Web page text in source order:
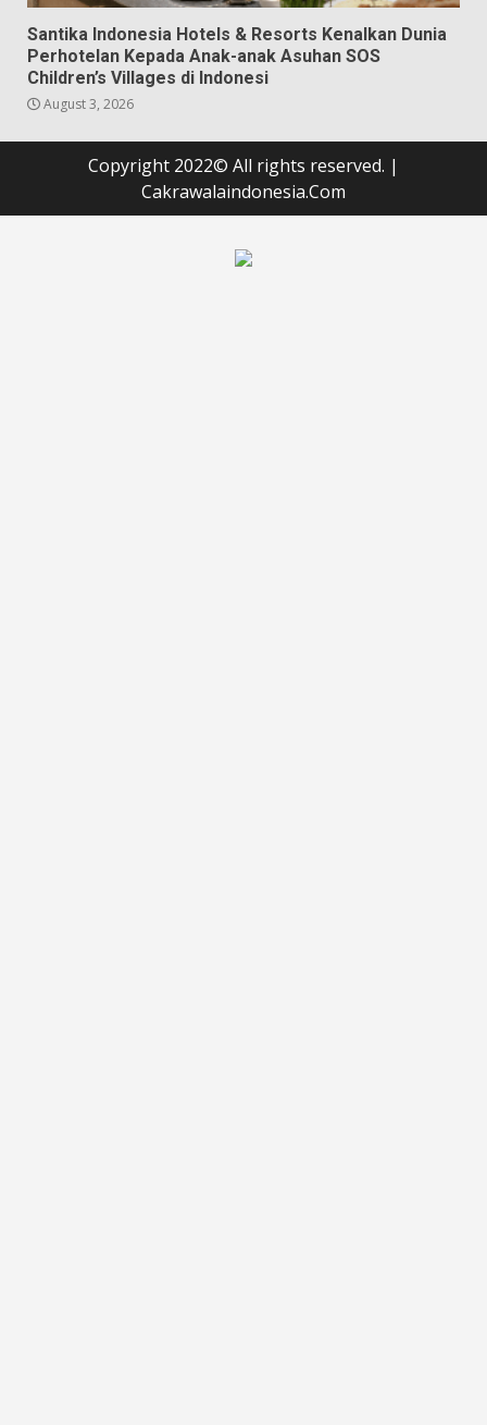
Santika Indonesia Hotels & Resorts Kenalkan Dunia
Perhotelan Kepada Anak-anak Asuhan SOS
Children’s Villages di Indonesi
August 3, 2026
Copyright 2022© All rights reserved. |
Cakrawalaindonesia.Com